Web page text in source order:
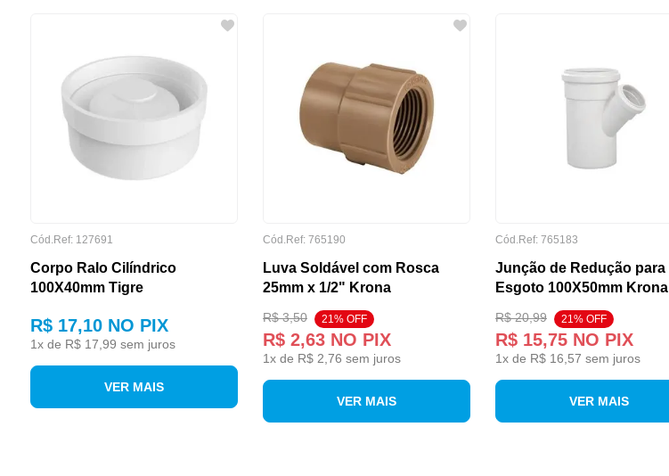
FAIXAS DE PREÇO
Cód.Ref: 127691
Corpo Ralo Cilíndrico
100X40mm Tigre
R$ 17,10 NO PIX
1x de R$ 17,99 sem juros
VER MAIS
Cód.Ref: 765190
Luva Soldável com Rosca
25mm x 1/2" Krona
R$ 3,50 21% OFF
R$ 2,63 NO PIX
1x de R$ 2,76 sem juros
VER MAIS
Cód.Ref: 765183
Junção de Redução para
Esgoto 100X50mm Krona
R$ 20,99 21% OFF
R$ 15,75 NO PIX
1x de R$ 16,57 sem juros
VER MAIS